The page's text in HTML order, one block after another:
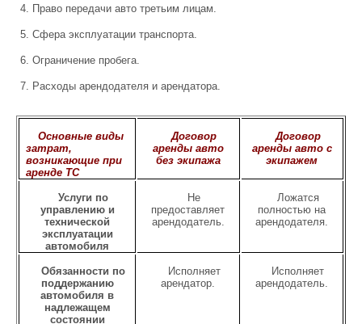
Право передачи авто третьим лицам.
Сфера эксплуатации транспорта.
Ограничение пробега.
Расходы арендодателя и арендатора.
Основные виды
затрат,
возникающие при
аренде ТС
Договор
аренды авто
без экипажа
Договор
аренды авто с
экипажем
Услуги по
управлению и
технической
эксплуатации
автомобиля
Не
предоставляет
арендодатель.
Ложатся
полностью на
арендодателя.
Обязанности по
поддержанию
автомобиля в
надлежащем
состоянии
Исполняет
арендатор.
Исполняет
арендодатель.